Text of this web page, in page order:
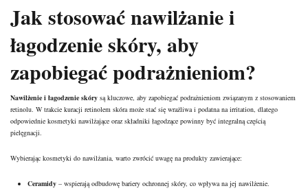
Jak stosować nawilżanie i
łagodzenie skóry, aby
zapobiegać podrażnieniom?
Nawilżenie i łagodzenie skóry są kluczowe, aby zapobiegać podrażnieniom związanym z stosowaniem
retinolu. W trakcie kuracji retinolem skóra może stać się wrażliwa i podatna na irritation, dlatego
odpowiednie kosmetyki nawilżające oraz składniki łagodzące powinny być integralną częścią
pielęgnacji.
Wybierając kosmetyki do nawilżania, warto zwrócić uwagę na produkty zawierające:
Ceramidy – wspierają odbudowę bariery ochronnej skóry, co wpływa na jej nawilżenie.